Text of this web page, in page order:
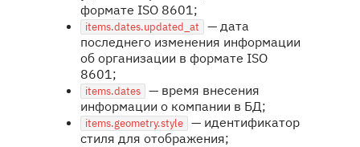
формате ISO 8601;
items.dates.updated_at
— дата
последнего изменения информации
об организации в формате ISO
8601;
items.dates — время внесения
информации о компании в БД;
items.geometry.style — идентификатор
стиля для отображения;